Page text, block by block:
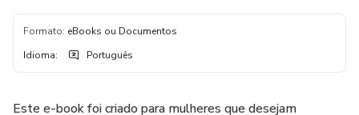
Formato: eBooks ou Documentos
Idioma: Português
Este e-book foi criado para mulheres que desejam